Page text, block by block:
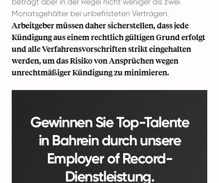
Monatsgehälter bei unbefristeten Verträgen.
Arbeitgeber müssen daher sicherstellen, dass jede
Kündigung aus einem rechtlich gültigen Grund erfolgt
und alle Verfahrensvorschriften strikt eingehalten
werden, um das Risiko von Ansprüchen wegen
unrechtmäßiger Kündigung zu minimieren.
Gewinnen Sie Top-Talente
in Bahrein durch unsere
Employer of Record-
Dienstleistung.